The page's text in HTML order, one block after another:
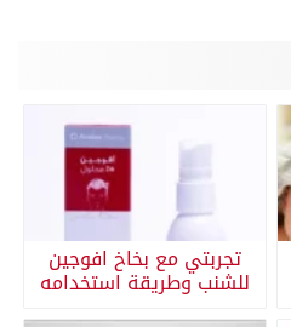
تجربتي مع بخاخ افوجين
للشنب وطريقة استخدامه